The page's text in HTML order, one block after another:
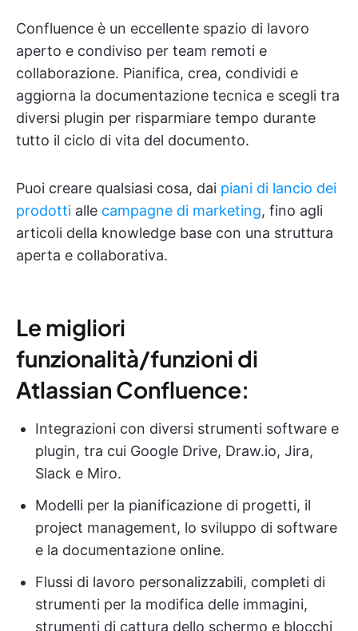
Confluence è un eccellente spazio di lavoro
aperto e condiviso per team remoti e
collaborazione. Pianifica, crea, condividi e
aggiorna la documentazione tecnica e scegli tra
diversi plugin per risparmiare tempo durante
tutto il ciclo di vita del documento.
Puoi creare qualsiasi cosa, dai piani di lancio dei
prodotti alle campagne di marketing, fino agli
articoli della knowledge base con una struttura
aperta e collaborativa.
Le migliori
funzionalità/funzioni di
Atlassian Confluence:
Integrazioni con diversi strumenti software e
plugin, tra cui Google Drive, Draw.io, Jira,
Slack e Miro.
Modelli per la pianificazione di progetti, il
project management, lo sviluppo di software
e la documentazione online.
Flussi di lavoro personalizzabili, completi di
strumenti per la modifica delle immagini,
strumenti di cattura dello schermo e blocchi